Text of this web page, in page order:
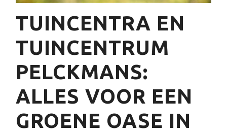
TUINCENTRA EN
TUINCENTRUM
PELCKMANS:
ALLES VOOR EEN
GROENE OASE IN